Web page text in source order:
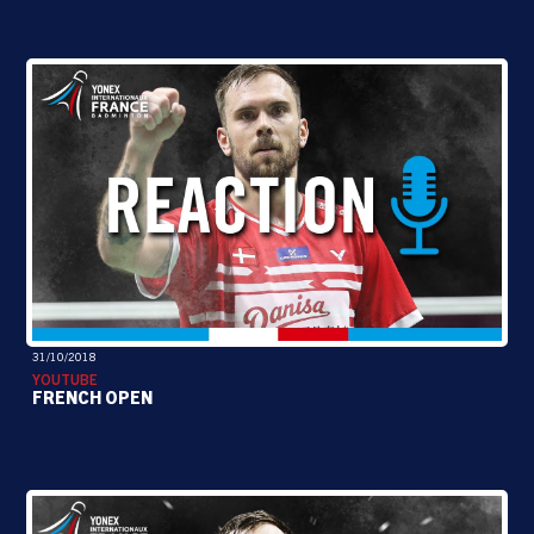
31/10/2018
YOUTUBE
FRENCH OPEN